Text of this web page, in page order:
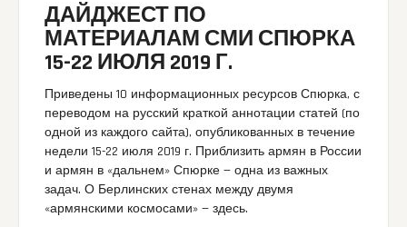
ДАЙДЖЕСТ ПО
МАТЕРИАЛАМ СМИ СПЮРКА
15-22 ИЮЛЯ 2019 Г.
Приведены 10 информационных ресурсов Спюрка, с
переводом на русский краткой аннотации статей (по
одной из каждого сайта), опубликованных в течение
недели 15-22 июля 2019 г. Приблизить армян в России
и армян в «дальнем» Спюрке — одна из важных
задач. О Берлинских стенах между двумя
«армянскими космосами» — здесь.